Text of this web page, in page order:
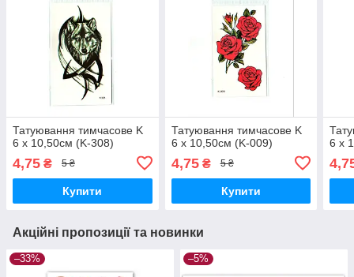
Татуювання тимчасове K
6 х 10,50см (K-308)
4,75 ₴ 5 ₴
Купити
Татуювання тимчасове K
6 х 10,50см (K-009)
4,75₴ 5 ₴
Купити
6 х
Акційні пропозиції та новинки
–33% –5%